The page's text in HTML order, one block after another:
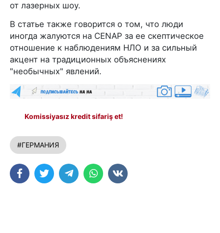
от лазерных шоу.
В статье также говорится о том, что люди
иногда жалуются на CENAP за ее скептическое
отношение к наблюдениям НЛО и за сильный
акцент на традиционных объяснениях
"необычных" явлений.
Komissiyasız kredit sifariş et!
#ГЕРМАНИЯ